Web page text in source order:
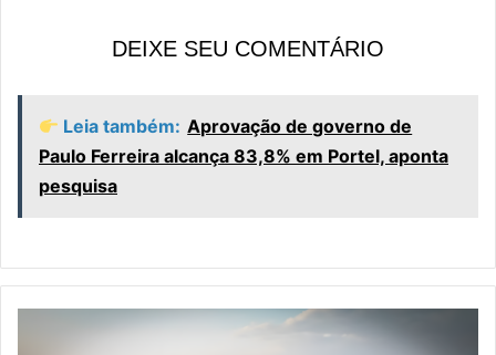
DEIXE SEU COMENTÁRIO
Leia também: Aprovação de governo de
Paulo Ferreira alcança 83,8% em Portel, aponta
pesquisa